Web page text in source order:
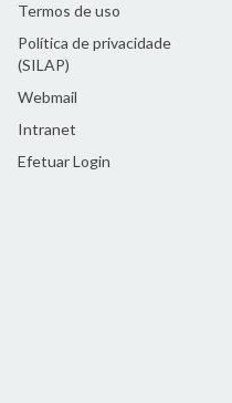
Termos de uso
Política de privacidade
(SILAP)
Webmail
Intranet
Efetuar Login